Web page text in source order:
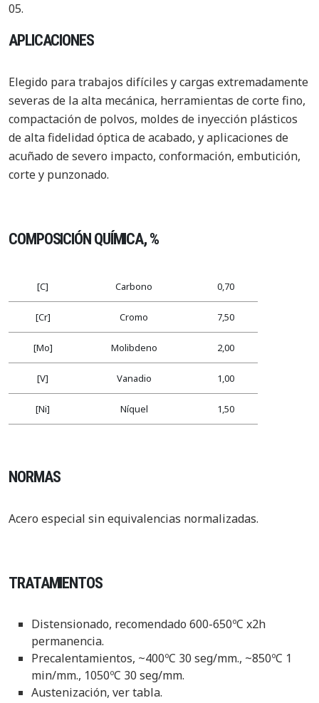
05.
APLICACIONES
Elegido para trabajos difíciles y cargas extremadamente
severas de la alta mecánica, herramientas de corte fino,
compactación de polvos, moldes de inyección plásticos
de alta fidelidad óptica de acabado, y aplicaciones de
acuñado de severo impacto, conformación, embutición,
corte y punzonado.
COMPOSICIÓN QUÍMICA, %
[C] Carbono 0,70
[Cr] Cromo 7,50
[Mo] Molibdeno 2,00
[V] Vanadio 1,00
[Ni] Níquel 1,50
NORMAS
Acero especial sin equivalencias normalizadas.
TRATAMIENTOS
Distensionado, recomendado 600-650ºC x2h
permanencia.
Precalentamientos, ~400ºC 30 seg/mm., ~850ºC 1
min/mm., 1050ºC 30 seg/mm.
Austenización, ver tabla.